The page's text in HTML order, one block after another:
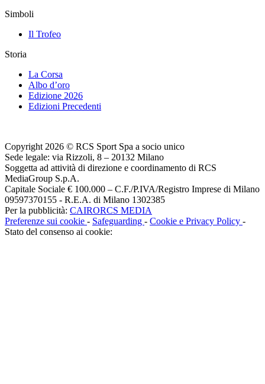
Simboli
Il Trofeo
Storia
La Corsa
Albo d’oro
Edizione 2026
Edizioni Precedenti
Copyright 2026 © RCS Sport Spa a socio unico
Sede legale: via Rizzoli, 8 – 20132 Milano
Soggetta ad attività di direzione e coordinamento di RCS
MediaGroup S.p.A.
Capitale Sociale € 100.000 – C.F./P.IVA/Registro Imprese di Milano
09597370155 - R.E.A. di Milano 1302385
Per la pubblicità: CAIRORCS MEDIA
Preferenze sui cookie - Safeguarding - Cookie e Privacy Policy -
Stato del consenso ai cookie: